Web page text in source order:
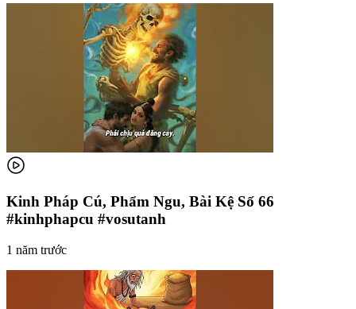
Kinh Pháp Cú, Phẩm Ngu, Bài Kệ Số 66
#kinhphapcu #vosutanh
1 năm trước